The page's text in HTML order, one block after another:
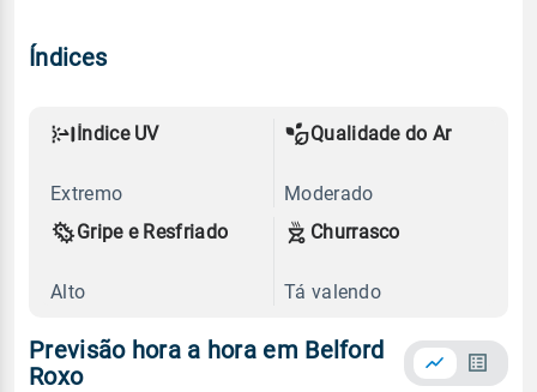
Índices
Índice UV
Extremo
Qualidade do Ar
Moderado
Gripe e Resfriado
Alto
Churrasco
Tá valendo
Previsão hora a hora em Belford
Roxo